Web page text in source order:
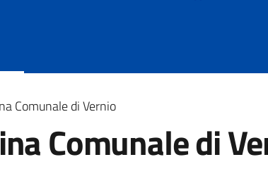
Comunale di Vernio
Comunale di